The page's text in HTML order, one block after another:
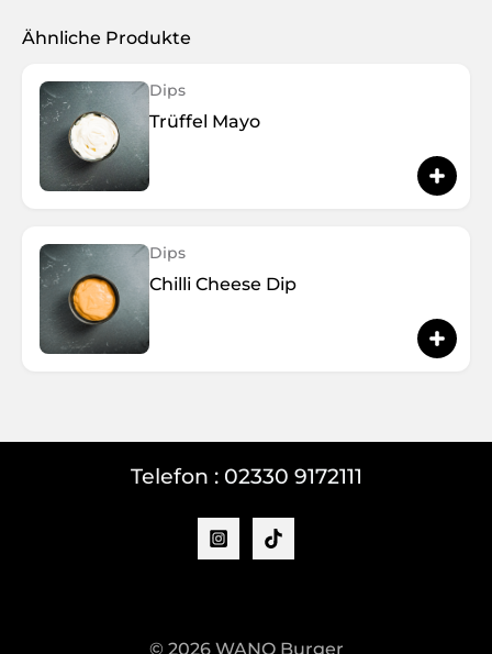
Ähnliche Produkte
Dips
Trüffel Mayo
Dips
Chilli Cheese Dip
Telefon : 02330 9172111
© 2026 WANO Burger